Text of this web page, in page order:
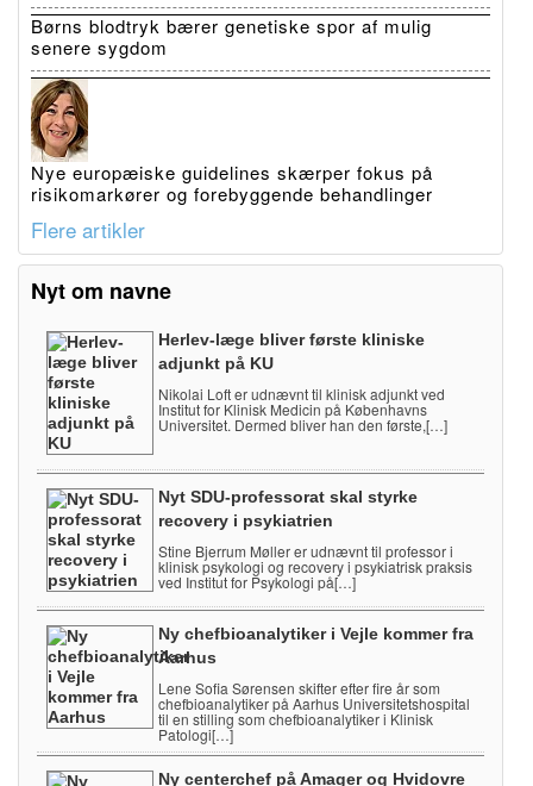
Børns blodtryk bærer genetiske spor af mulig
senere sygdom
Nye europæiske guidelines skærper fokus på
risikomarkører og forebyggende behandlinger
Flere artikler
Nyt om navne
Herlev-læge bliver første kliniske
adjunkt på KU
Nikolai Loft er udnævnt til klinisk adjunkt ved
Institut for Klinisk Medicin på Københavns
Universitet. Dermed bliver han den første,[…]
Nyt SDU-professorat skal styrke
recovery i psykiatrien
Stine Bjerrum Møller er udnævnt til professor i
klinisk psykologi og recovery i psykiatrisk praksis
ved Institut for Psykologi på[…]
Ny chefbioanalytiker i Vejle kommer fra
Aarhus
Lene Sofia Sørensen skifter efter fire år som
chefbioanalytiker på Aarhus Universitetshospital
til en stilling som chefbioanalytiker i Klinisk
Patologi[…]
Ny centerchef på Amager og Hvidovre